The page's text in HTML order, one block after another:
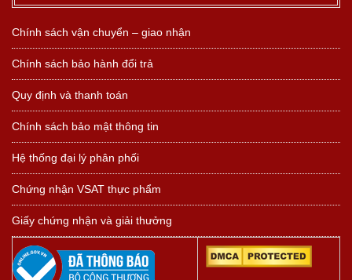
Chính sách vận chuyển – giao nhận
Chính sách bảo hành đổi trả
Quy định và thanh toán
Chính sách bảo mật thông tin
Hệ thống đại lý phân phối
Chứng nhận VSAT thực phẩm
Giấy chứng nhận và giải thưởng